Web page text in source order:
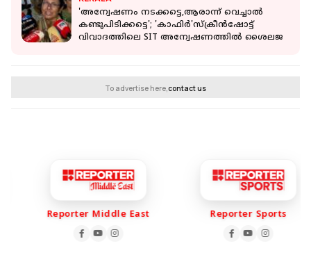
'അന്വേഷണം നടക്കട്ടെ,ആരാന്ന് വെച്ചാൽ
കണ്ടുപിടിക്കട്ടെ'; 'കാഫിർ'സ്‌ക്രീൻഷോട്ട്
വിവാദത്തിലെ SIT അന്വേഷണത്തിൽ ശൈലജ
To advertise here,contact us
Reporter Middle East Reporter Sports